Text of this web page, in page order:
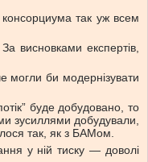
так уж всем
висновками експертів,
могли би модернізувати
буде добудовано, то
зусиллями добудували,
так, як з БАМом.
у ній тиску — доволі